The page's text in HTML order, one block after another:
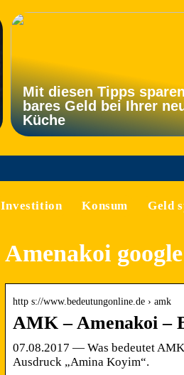
Mit diesen Tipps
bares Geld bei Ihrer
Küche
Investition Konsum Geld
Amenakoi
http s://www.bedeutungonline.de › amk
AMK – Amenakoi –
07.08.2017 — Was bedeutet
Ausdruck „Amina Koyim“.